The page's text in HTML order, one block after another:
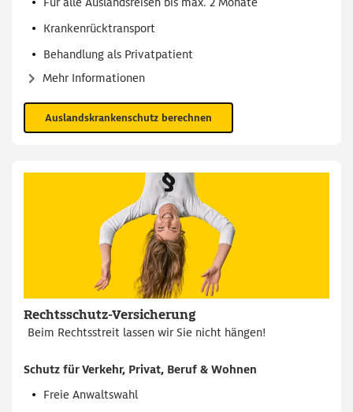
Krankenrücktransport
Behandlung als Privatpatient
Mehr Informationen
Auslandskrankenschutz berechnen
Rechtsschutz-Versicherung
Beim Rechtsstreit lassen wir Sie nicht hängen!
Schutz für Verkehr, Privat, Beruf & Wohnen
Freie Anwaltswahl